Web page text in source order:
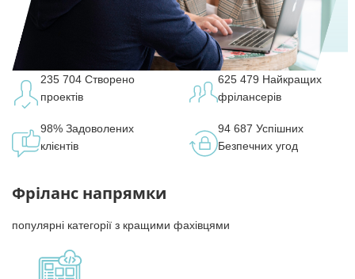
235 704 Створено
проектів
625 479 Найкращих
фрілансерів
98% Задоволених
клієнтів
94 687 Успішних
Безпечних угод
Фріланс напрямки
популярні категорії з кращими фахівцями